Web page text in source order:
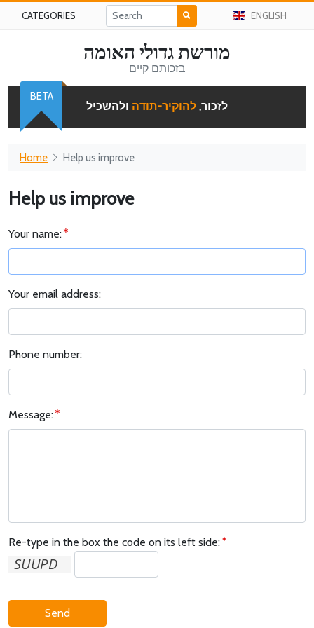
CATEGORIES ENGLISH
מורשת גדולי האומה
בזכותם קיים
לזכור, להוקיר-תודה ולהשכיל
BETA
Home Help us improve
Help us improve
Your name:
Your email address:
Phone number:
Message:
Re-type in the box the code on its left side:
Send